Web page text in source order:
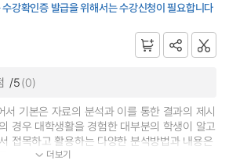
강확인증 발급을 위해서는 수강신청이 필요합니다
/5(0)
서 기본은 자료의 분석과 이를 통한 결과의 제시
경우 대학생활을 경험한 대부분의 학생이 알고
접목하고 활용하는 다양한 분석방법과 내용은
보여... 더보기